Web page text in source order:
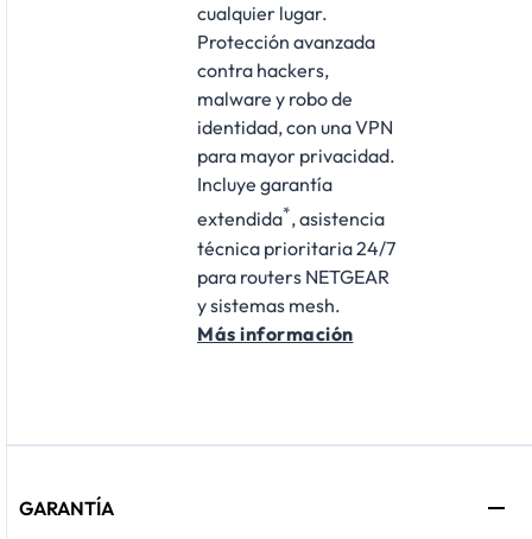
cualquier lugar.
Protección avanzada
contra hackers,
malware y robo de
identidad, con una VPN
para mayor privacidad.
Incluye garantía
extendida*, asistencia
técnica prioritaria 24/7
para routers NETGEAR
y sistemas mesh.
Más información
GARANTÍA